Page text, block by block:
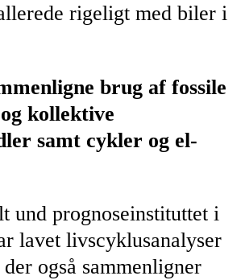
rigeligt med biler i
brug af fossile
kollektive
samt cykler og el-
und prognoseinstituttet i
lavet livscyklusanalyser
også sammenligner